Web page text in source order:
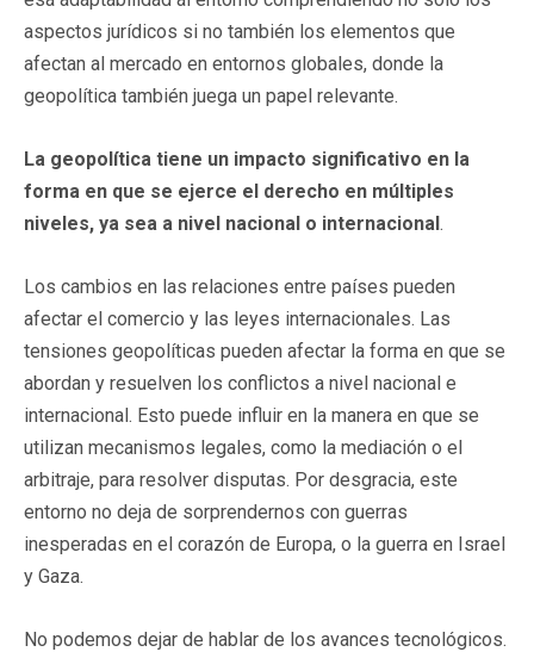
aspectos jurídicos si no también los elementos que
afectan al mercado en entornos globales, donde la
geopolítica también juega un papel relevante.
La geopolítica tiene un impacto significativo en la
forma en que se ejerce el derecho en múltiples
niveles, ya sea a nivel nacional o internacional.
Los cambios en las relaciones entre países pueden
afectar el comercio y las leyes internacionales. Las
tensiones geopolíticas pueden afectar la forma en que se
abordan y resuelven los conflictos a nivel nacional e
internacional. Esto puede influir en la manera en que se
utilizan mecanismos legales, como la mediación o el
arbitraje, para resolver disputas. Por desgracia, este
entorno no deja de sorprendernos con guerras
inesperadas en el corazón de Europa, o la guerra en Israel
y Gaza.
No podemos dejar de hablar de los avances tecnológicos.